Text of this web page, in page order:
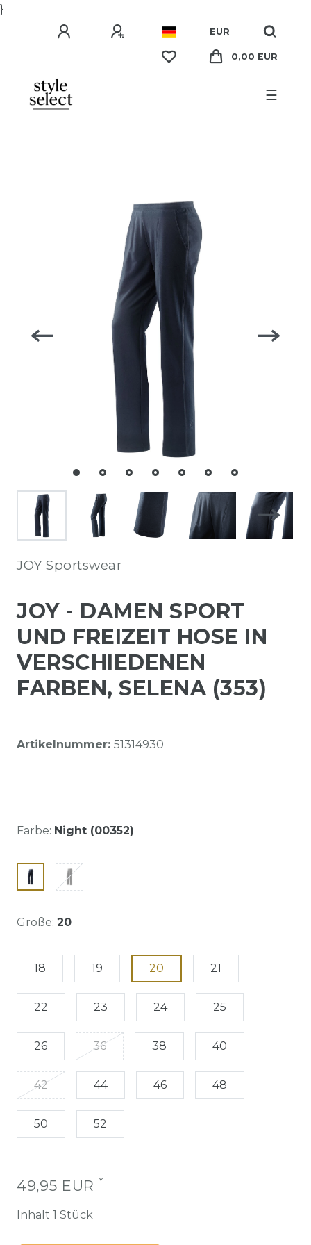
}
EUR
0,00 EUR
☰
JOY Sportswear
JOY - DAMEN SPORT
UND FREIZEIT HOSE IN
VERSCHIEDENEN
FARBEN, SELENA (353)
Artikelnummer: 51314930
Farbe: Night (00352)
Größe: 20
18 19 20 21
22 23 24 25
26 36 38 40
42 44 46 48
50 52
49,95 EUR *
Inhalt 1 Stück